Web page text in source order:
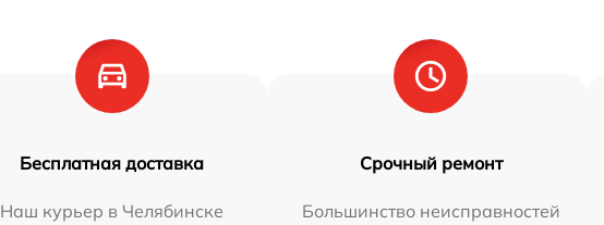
Бесплатная доставка
Наш курьер в Челябинске
Срочный ремонт
Большинство неисправностей